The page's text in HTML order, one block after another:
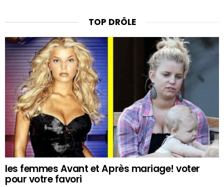
TOP DRÔLE
les femmes Avant et Après mariage! voter
pour votre favori